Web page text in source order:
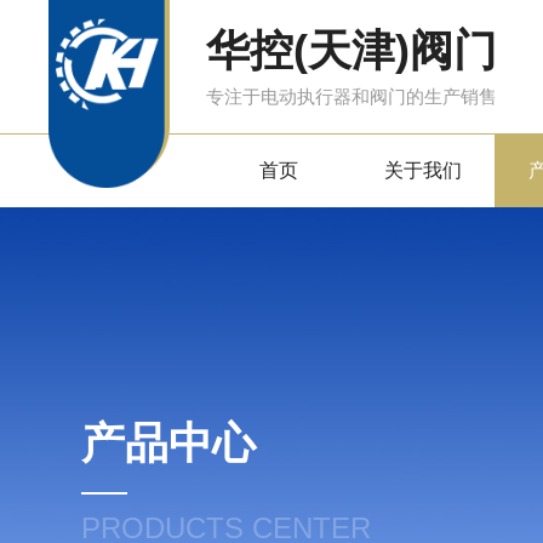
华控(天津)阀门
专注于电动执行器和阀门的生产销售
首页 关于我们
产品中心
PRODUCTS CENTER